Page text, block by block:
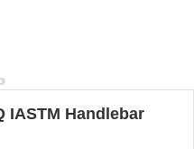
IASTM Handlebar